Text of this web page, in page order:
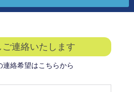
連絡いたします
連絡希望はこちらから